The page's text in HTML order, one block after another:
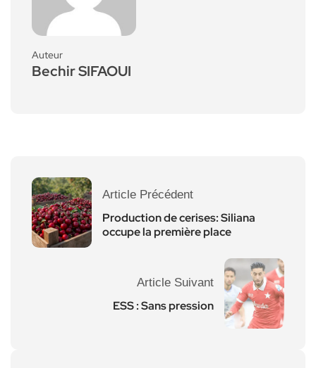
Auteur
Bechir SIFAOUI
Article Précédent
Production de cerises: Siliana
occupe la première place
Article Suivant
ESS : Sans pression